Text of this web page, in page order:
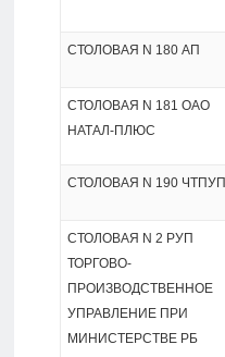
СТОЛОВАЯ N 180 АП
СТОЛОВАЯ N 181 ОАО
НАТАЛ-ПЛЮС
СТОЛОВАЯ N 190 ЧТПУП
СТОЛОВАЯ N 2 РУП
ТОРГОВО-
ПРОИЗВОДСТВЕННОЕ
УПРАВЛЕНИЕ ПРИ
МИНИСТЕРСТВЕ РБ